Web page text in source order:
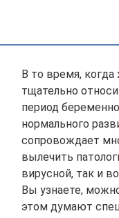
В то время,
тщательно
период
нормального
сопровождает
вылечить
вирусной, так и
Вы узнаете,
этом думают